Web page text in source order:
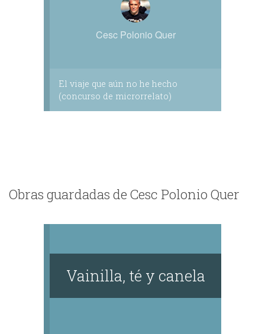
Cesc Polonio Quer
El viaje que aún no he hecho
(concurso de microrrelato)
Obras guardadas de Cesc Polonio Quer
Vainilla, té y canela